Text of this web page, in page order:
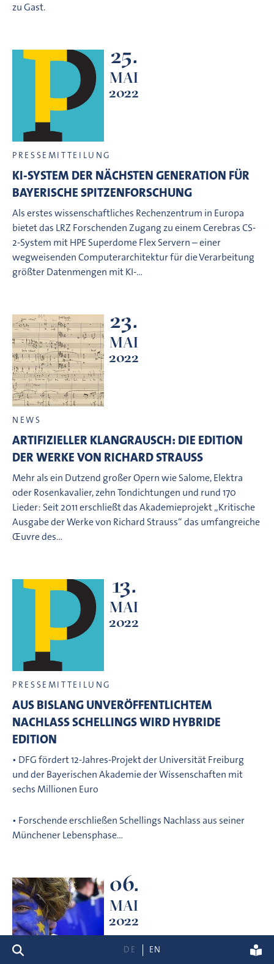
Suche DE EN
zu Gast.
25.
MAI
2022
PRESSEMITTEILUNG
KI-SYSTEM DER NÄCHSTEN GENERATION FÜR
BAYERISCHE SPITZENFORSCHUNG
Als erstes wissenschaftliches Rechenzentrum in Europa
bietet das LRZ Forschenden Zugang zu einem Cerebras CS-
2-System mit HPE Superdome Flex Servern – einer
wegweisenden Computerarchitektur für die Verarbeitung
größter Datenmengen mit KI-…
23.
MAI
2022
NEWS
ARTIFIZIELLER KLANGRAUSCH: DIE EDITION
DER WERKE VON RICHARD STRAUSS
Mehr als ein Dutzend großer Opern wie Salome, Elektra
oder Rosenkavalier, zehn Tondichtungen und rund 170
Lieder: Seit 2011 erschließt das Akademieprojekt „Kritische
Ausgabe der Werke von Richard Strauss“ das umfangreiche
Œuvre des…
13.
MAI
2022
PRESSEMITTEILUNG
AUS BISLANG UNVERÖFFENTLICHTEM
NACHLASS SCHELLINGS WIRD HYBRIDE
EDITION
• DFG fördert 12-Jahres-Projekt der Universität Freiburg
und der Bayerischen Akademie der Wissenschaften mit
sechs Millionen Euro
• Forschende erschließen Schellings Nachlass aus seiner
Münchener Lebensphase…
06.
MAI
2022